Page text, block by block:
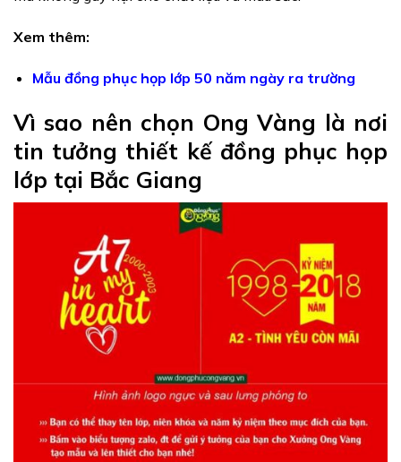
Xem thêm:
Mẫu đồng phục họp lớp 50 năm ngày ra trường
Vì sao nên chọn Ong Vàng là nơi
tin tưởng thiết kế đồng phục họp
lớp tại Bắc Giang